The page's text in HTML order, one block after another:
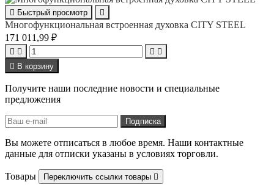
 Быстрый просмотр 
Многофункциональная встроенная духовка CITY STEEL
171 011,99 ₽
   
 В корзину
Получите наши последние новости и специальные
предложения
Вы можете отписаться в любое время. Наши контактные
данные для отписки указаны в условиях торговли.
Товары Переключить ссылки товары 